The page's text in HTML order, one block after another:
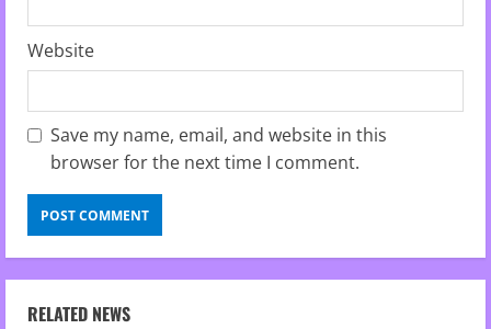
Website
Save my name, email, and website in this
browser for the next time I comment.
RELATED NEWS